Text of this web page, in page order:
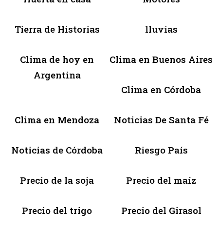
Tierra de Historias lluvias
Clima de hoy en
Argentina
Clima en Buenos Aires
Clima en Córdoba
Clima en Mendoza Noticias De Santa Fé
Noticias de Córdoba Riesgo País
Precio de la soja Precio del maíz
Precio del trigo Precio del Girasol